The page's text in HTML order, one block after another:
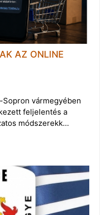
AZ ONLINE
vármegyében
feljelentés a
módszerekk…